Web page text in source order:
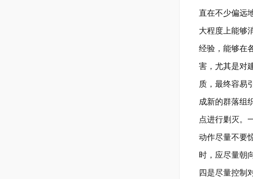
直在不少偏远
大程度上能够
经验，能够在
害，尤其是对
质，最终容易
成新的群落组
点进行剿灭。
动作尽量不要
时，应尽量朝
四是尽量控制